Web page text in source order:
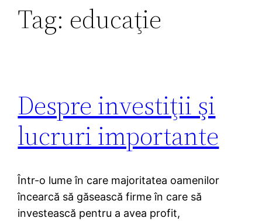
Tag: educaţie
Despre investiţii şi
lucruri importante
Într-o lume în care majoritatea oamenilor
încearcă să găsească firme în care să
investească pentru a avea profit,